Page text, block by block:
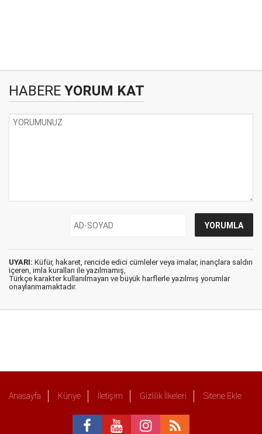
HABERE YORUM KAT
UYARI: Küfür, hakaret, rencide edici cümleler veya imalar, inançlara saldırı
içeren, imla kuralları ile yazılmamış,
Türkçe karakter kullanılmayan ve büyük harflerle yazılmış yorumlar
onaylanmamaktadır.
Anasayfa Künye İletişim Gizlilik İlkeleri Sitene Ekle